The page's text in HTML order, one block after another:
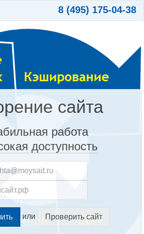
8 (495) 175-04-38
сайта
работа
доступность
или Проверить сайт